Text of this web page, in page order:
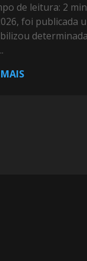
de leitura: 2
foi publicada